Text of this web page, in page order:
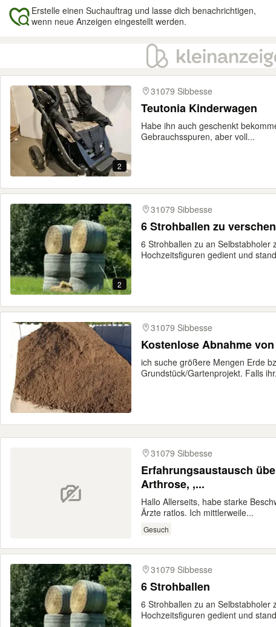
Erstelle einen Suchauftrag und lasse dich benachrichtigen,
wenn neue Anzeigen eingestellt werden.
Ergebnisse
2
31079 Sibbesse
Teutonia Kinderwagen
Habe ihn auch geschenkt
Gebrauchsspuren, aber voll...
2
31079 Sibbesse
6 Strohballen zu
6 Strohballen zu an Selbstabholer
Hochzeitsfiguren gedient und
31079 Sibbesse
Kostenlose Abnahme
ich suche größere Mengen Erde
Grundstück/Gartenprojekt. Falls
31079 Sibbesse
Erfahrungsaustausch
Arthrose, ,...
Hallo Allerseits, habe starke
Ärzte ratlos. Ich mittlerweile...
Gesuch
31079 Sibbesse
6 Strohballen
6 Strohballen zu an Selbstabholer
Hochzeitsfiguren gedient und